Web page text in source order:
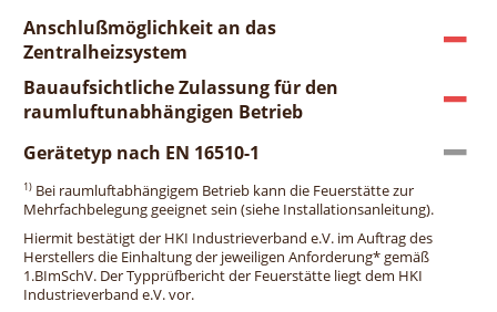
Anschlußmöglichkeit an das
Zentralheizsystem
Bauaufsichtliche Zulassung für den
raumluftunabhängigen Betrieb
Gerätetyp nach EN 16510-1
1) Bei raumluftabhängigem Betrieb kann die Feuerstätte zur
Mehrfachbelegung geeignet sein (siehe Installationsanleitung).
Hiermit bestätigt der HKI Industrieverband e.V. im Auftrag des
Herstellers die Einhaltung der jeweiligen Anforderung* gemäß
1.BImSchV. Der Typprüfbericht der Feuerstätte liegt dem HKI
Industrieverband e.V. vor.